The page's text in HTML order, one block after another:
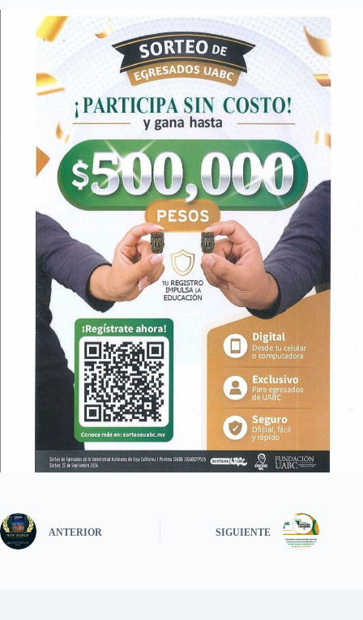
ANTERIOR SIGUIENTE